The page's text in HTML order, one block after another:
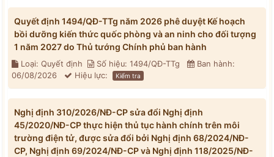
Quyết định 1494/QĐ-TTg năm 2026 phê duyệt Kế hoạch
bồi dưỡng kiến thức quốc phòng và an ninh cho đối tượng
1 năm 2027 do Thủ tướng Chính phủ ban hành
Loại: Quyết định Số hiệu: 1494/QĐ-TTg
Ban hành:
06/08/2026
Hiệu lực: Kiểm tra
Nghị định 310/2026/NĐ-CP sửa đổi Nghị định
45/2020/NĐ-CP thực hiện thủ tục hành chính trên môi
trường điện tử, được sửa đổi bởi Nghị định 68/2024/NĐ-
CP, Nghị định 69/2024/NĐ-CP và Nghị định 118/2025/NĐ-